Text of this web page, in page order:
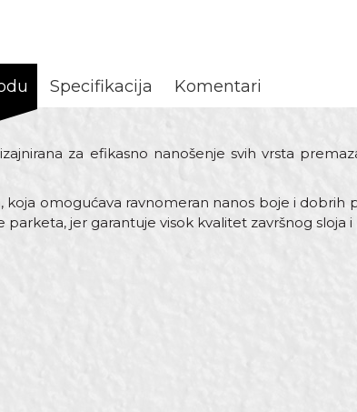
Specifikacija Komentari
za efikasno nanošenje svih vrsta
omogućava ravnomeran nanos boje i dobrih
jer garantuje visok kvalitet završnog sloja